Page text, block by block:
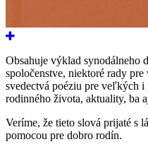
Obsahuje výklad synodálneho
spoločenstve, niektoré rady
svedectvá poéziu pre veľkých
rodinného života, aktuality, ba
Veríme, že tieto slová prijaté s
pomocou pre dobro rodín.